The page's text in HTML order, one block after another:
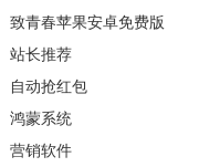
致青春苹果安卓免费版
站长推荐
自动抢红包
鸿蒙系统
营销软件